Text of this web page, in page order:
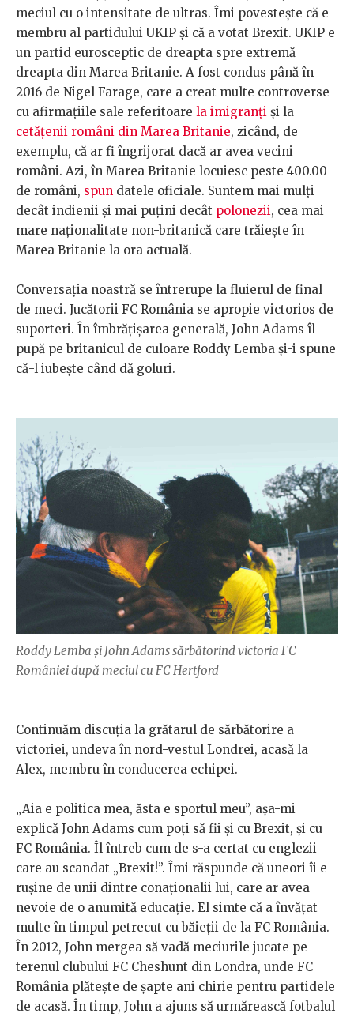
meciul cu o intensitate de ultras. Îmi povestește că e
membru al partidului UKIP și că a votat Brexit. UKIP e
un partid eurosceptic de dreapta spre extremă
dreapta din Marea Britanie. A fost condus până în
2016 de Nigel Farage, care a creat multe controverse
cu afirmațiile sale referitoare la imigranți și la
cetățenii români din Marea Britanie, zicând, de
exemplu, că ar fi îngrijorat dacă ar avea vecini
români. Azi, în Marea Britanie locuiesc peste 400.00
de români, spun datele oficiale. Suntem mai mulți
decât indienii și mai puțini decât polonezii, cea mai
mare naționalitate non-britanică care trăiește în
Marea Britanie la ora actuală.
Conversația noastră se întrerupe la fluierul de final
de meci. Jucătorii FC România se apropie victorios de
suporteri. În îmbrățișarea generală, John Adams îl
pupă pe britanicul de culoare Roddy Lemba și-i spune
că-l iubește când dă goluri.
Roddy Lemba și John Adams sărbătorind victoria FC
României după meciul cu FC Hertford
Continuăm discuția la grătarul de sărbătorire a
victoriei, undeva în nord-vestul Londrei, acasă la
Alex, membru în conducerea echipei.
„Aia e politica mea, ăsta e sportul meu”, așa-mi
explică John Adams cum poți să fii și cu Brexit, și cu
FC România. Îl întreb cum de s-a certat cu englezii
care au scandat „Brexit!”. Îmi răspunde că uneori îi e
rușine de unii dintre conaționalii lui, care ar avea
nevoie de o anumită educație. El simte că a învățat
multe în timpul petrecut cu băieții de la FC România.
În 2012, John mergea să vadă meciurile jucate pe
terenul clubului FC Cheshunt din Londra, unde FC
România plătește de șapte ani chirie pentru partidele
de acasă. În timp, John a ajuns să urmărească fotbalul